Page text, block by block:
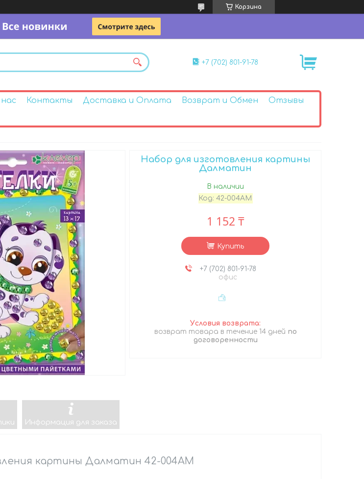
Корзина
+7 (702) 801-91-78
Контакты Доставка и Оплата Возврат и Обмен
Отзывы
Набор для изготовления картины
Далматин
В наличии
Код: 42-004АМ
1 152 ₸
Купить
+7 (702) 801-91-78
офис
возврат товара в течение 14 дней по
договоренности
Информация для заказа
картины Далматин 42-004АМ